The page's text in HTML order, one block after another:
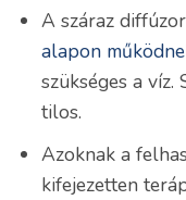
A száraz
alapon
szükséges a víz.
tilos.
Azoknak a
kifejezetten